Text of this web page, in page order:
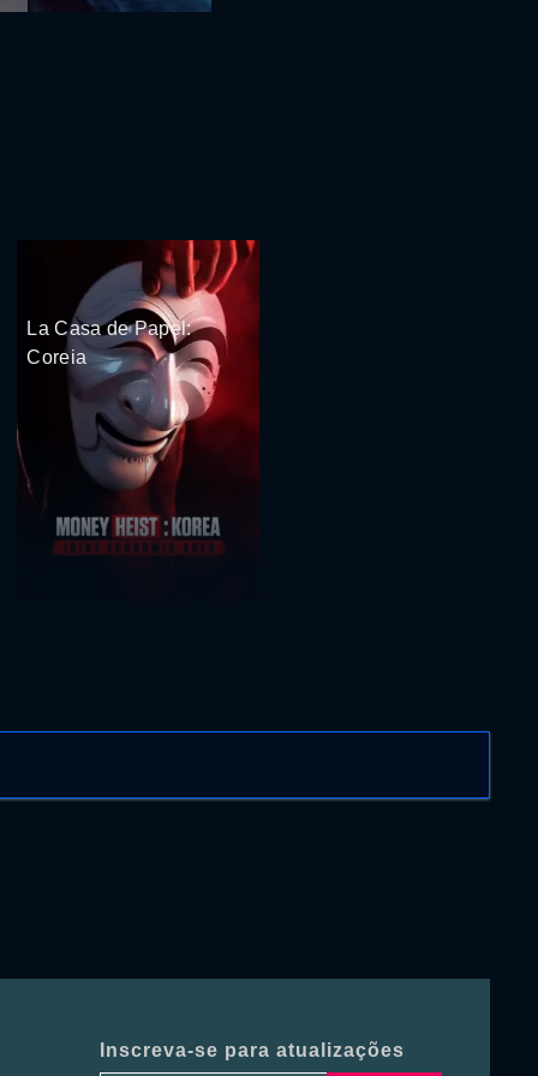
La Casa de Papel:
Coreia
Inscreva-se para atualizações